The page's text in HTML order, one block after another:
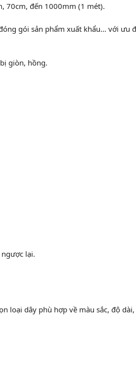
70cm, đến 1000mm (1 mét).
gói sản phẩm xuất khẩu… với ưu
giòn, hồng.
lại.
loại dây phù hợp về màu sắc, độ